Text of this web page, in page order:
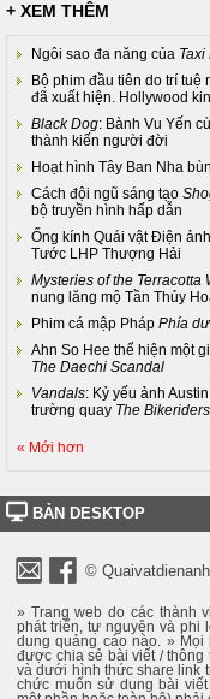
+ XEM THÊM
Ngôi sao đa năng của Taxi
Bộ phim đầu tiên do trí tuệ
đã xuất hiện. Hollywood
Black Dog: Bành Vu Yến
thành kiến người đời
Hoạt hình Tây Ban Nha
Cách đội ngũ sáng tạo
bộ truyền hình hấp dẫn
Ống kính Quái vật Điện
Tước LHP Thượng Hải
Mysteries of the Terracotta
nung lăng mộ Tần Thủy
Phim cá mập Pháp Phía
Ahn So Hee thể hiện một
The Daechi Scandal
Vandals: Kỷ yếu ảnh
trường quay The Bikeriders
« Mới hơn
BẢN DESKTOP
©
» Trang web do các thành
phát triển, tự nguyện và phi
dung quảng cáo nào. »
được chia sẻ bài viết / thông
và dưới hình thức share link
chức muốn sử dụng bài